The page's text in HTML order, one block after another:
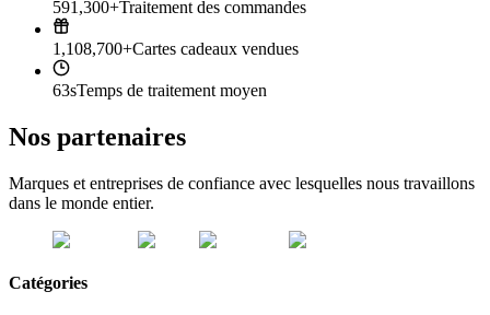
591,300+Traitement des commandes
1,108,700+Cartes cadeaux vendues
63sTemps de traitement moyen
Nos partenaires
Marques et entreprises de confiance avec lesquelles nous travaillons
dans le monde entier.
Catégories